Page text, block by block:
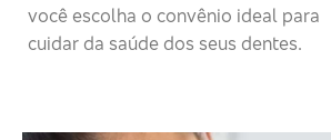
você escolha o convênio ideal para
cuidar da saúde dos seus dentes.